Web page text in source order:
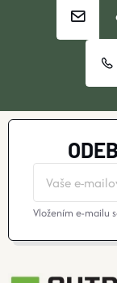
Vložením e-mailu